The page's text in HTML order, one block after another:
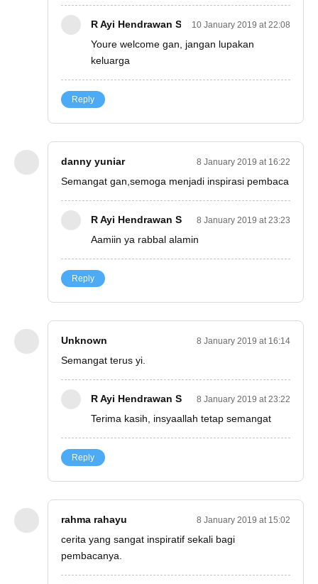
R Ayi Hendrawan S 10 January 2019 at 22:08
Youre welcome gan, jangan lupakan
keluarga
Reply
danny yuniar 8 January 2019 at 16:22
Semangat gan,semoga menjadi inspirasi pembaca
R Ayi Hendrawan S 8 January 2019 at 23:23
Aamiin ya rabbal alamin
Reply
Unknown 8 January 2019 at 16:14
Semangat terus yi.
R Ayi Hendrawan S 8 January 2019 at 23:22
Terima kasih, insyaallah tetap semangat
Reply
rahma rahayu 8 January 2019 at 15:02
cerita yang sangat inspiratif sekali bagi
pembacanya.